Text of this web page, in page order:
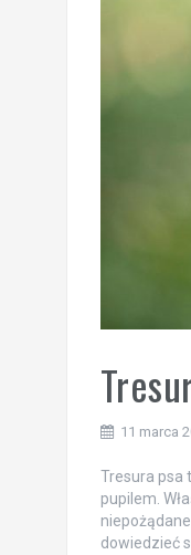
11 marca
Tresura psa
pupilem.
dowiedzieć